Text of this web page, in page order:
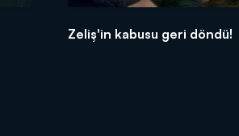
Zeliş'in kabusu geri döndü!